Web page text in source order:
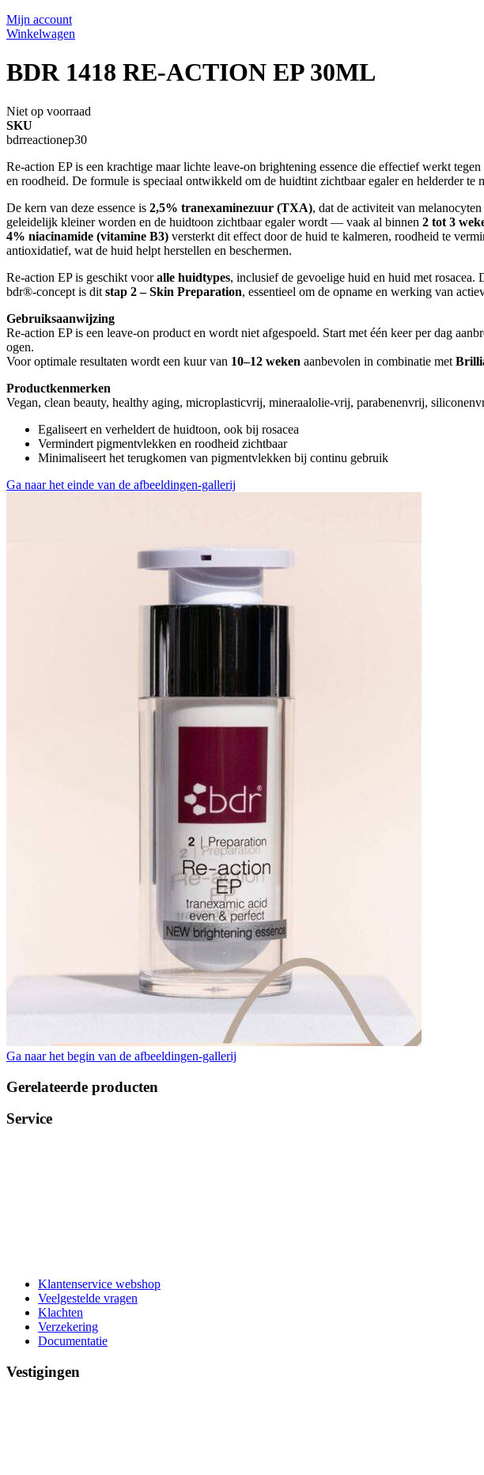
Mijn account
Winkelwagen
BDR 1418 RE-ACTION EP 30ML
Niet op voorraad
SKU
bdrreactionep30
Re-action EP is een krachtige maar lichte leave-on brightening essence die effectief werkt tegen
en roodheid. De formule is speciaal ontwikkeld om de huidtint zichtbaar egaler en helderder te
De kern van deze essence is 2,5% tranexaminezuur (TXA), dat de activiteit van
geleidelijk kleiner worden en de huidtoon zichtbaar egaler wordt — vaak al binnen 2 tot 3
4% niacinamide (vitamine B3) versterkt dit effect door de huid te kalmeren, roodheid te
antioxidatief, wat de huid helpt herstellen en beschermen.
Re-action EP is geschikt vooralle huidtypes, inclusief de gevoelige huid en huid met
bdr®-concept is dit stap 2 – Skin Preparation, essentieel om de opname en werking van
Gebruiksaanwijzing
Re-action EP is een leave-on product en wordt niet afgespoeld. Start met één keer per dag
ogen.
Voor optimale resultaten wordt een kuur van 10–12 weken aanbevolen in combinatie met
Productkenmerken
Vegan, clean beauty, healthy aging, microplasticvrij, mineraalolie-vrij, parabenenvrij,
Egaliseert en verheldert de huidtoon, ook bij rosacea
Vermindert pigmentvlekken en roodheid zichtbaar
Minimaliseert het terugkomen van pigmentvlekken bij continu gebruik
Ga naar het einde van de afbeeldingen-gallerij
Ga naar het begin van de afbeeldingen-gallerij
Gerelateerde producten
Service
Klantenservice webshop
Veelgestelde vragen
Klachten
Verzekering
Documentatie
Vestigingen